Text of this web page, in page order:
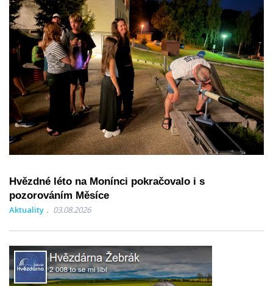
Hvězdné léto na Monínci pokračovalo i s
pozorováním Měsíce
Aktuality 03.08.2026